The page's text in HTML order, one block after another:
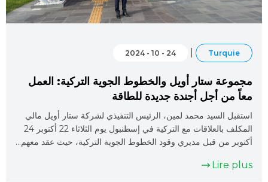
Turquie
24 - 10 - 2024
مجموعة ستار أويل والخطوط الجوية التركية: العمل
معاً من أجل أجندة جديدة للطاقة
استقبل السيد محمد لمين، الرئيس التنفيذي لشركة ستار أويل مالي
المكلف بالعلاقات مع التركية في إسطنبول يوم الثلاثاء 22 أكتوبر 24
أكتوبر من قبل مديري وقود الخطوط الجوية التركية، حيث عقد معهم…
Lire plus